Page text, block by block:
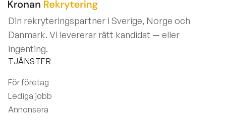
Din rekryteringspartner i Sverige, Norge och
Danmark. Vi levererar rätt kandidat — eller
ingenting.
TJÄNSTER
För företag
Lediga jobb
Annonsera